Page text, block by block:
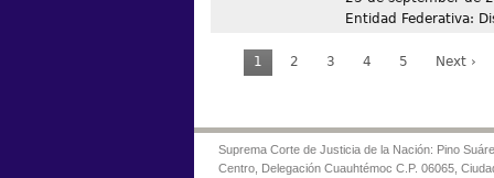
Entidad Federativa:
1 2 3 4 5 Next ›
Suprema Corte de Justicia de la Nación: Pino
Centro, Delegación Cuauhtémoc C.P. 06065,